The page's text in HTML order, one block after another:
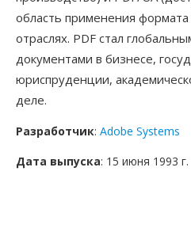
область применения
отраслях. PDF стал
документами в бизнесе,
юриспруденции,
деле.
Разработчик: Adobe Systems
Дата выпуска: 15 июня 1993 г.